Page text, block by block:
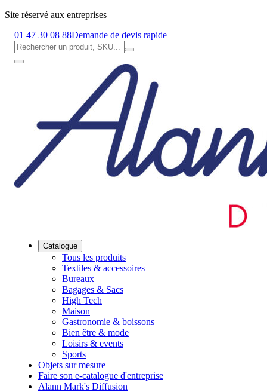
Site réservé aux entreprises
01 47 30 08 88Demande de devis rapide
Catalogue
Tous les produits
Textiles & accessoires
Bureaux
Bagages & Sacs
High Tech
Maison
Gastronomie & boissons
Bien être & mode
Loisirs & events
Sports
Objets sur mesure
Faire son e-catalogue d'entreprise
Alann Mark's Diffusion